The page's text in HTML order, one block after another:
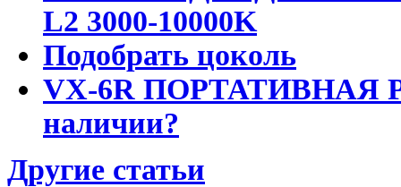
L2 3000-10000K
Подобрать цоколь
VX-6R ПОРТАТИВНАЯ
наличии?
Другие статьи